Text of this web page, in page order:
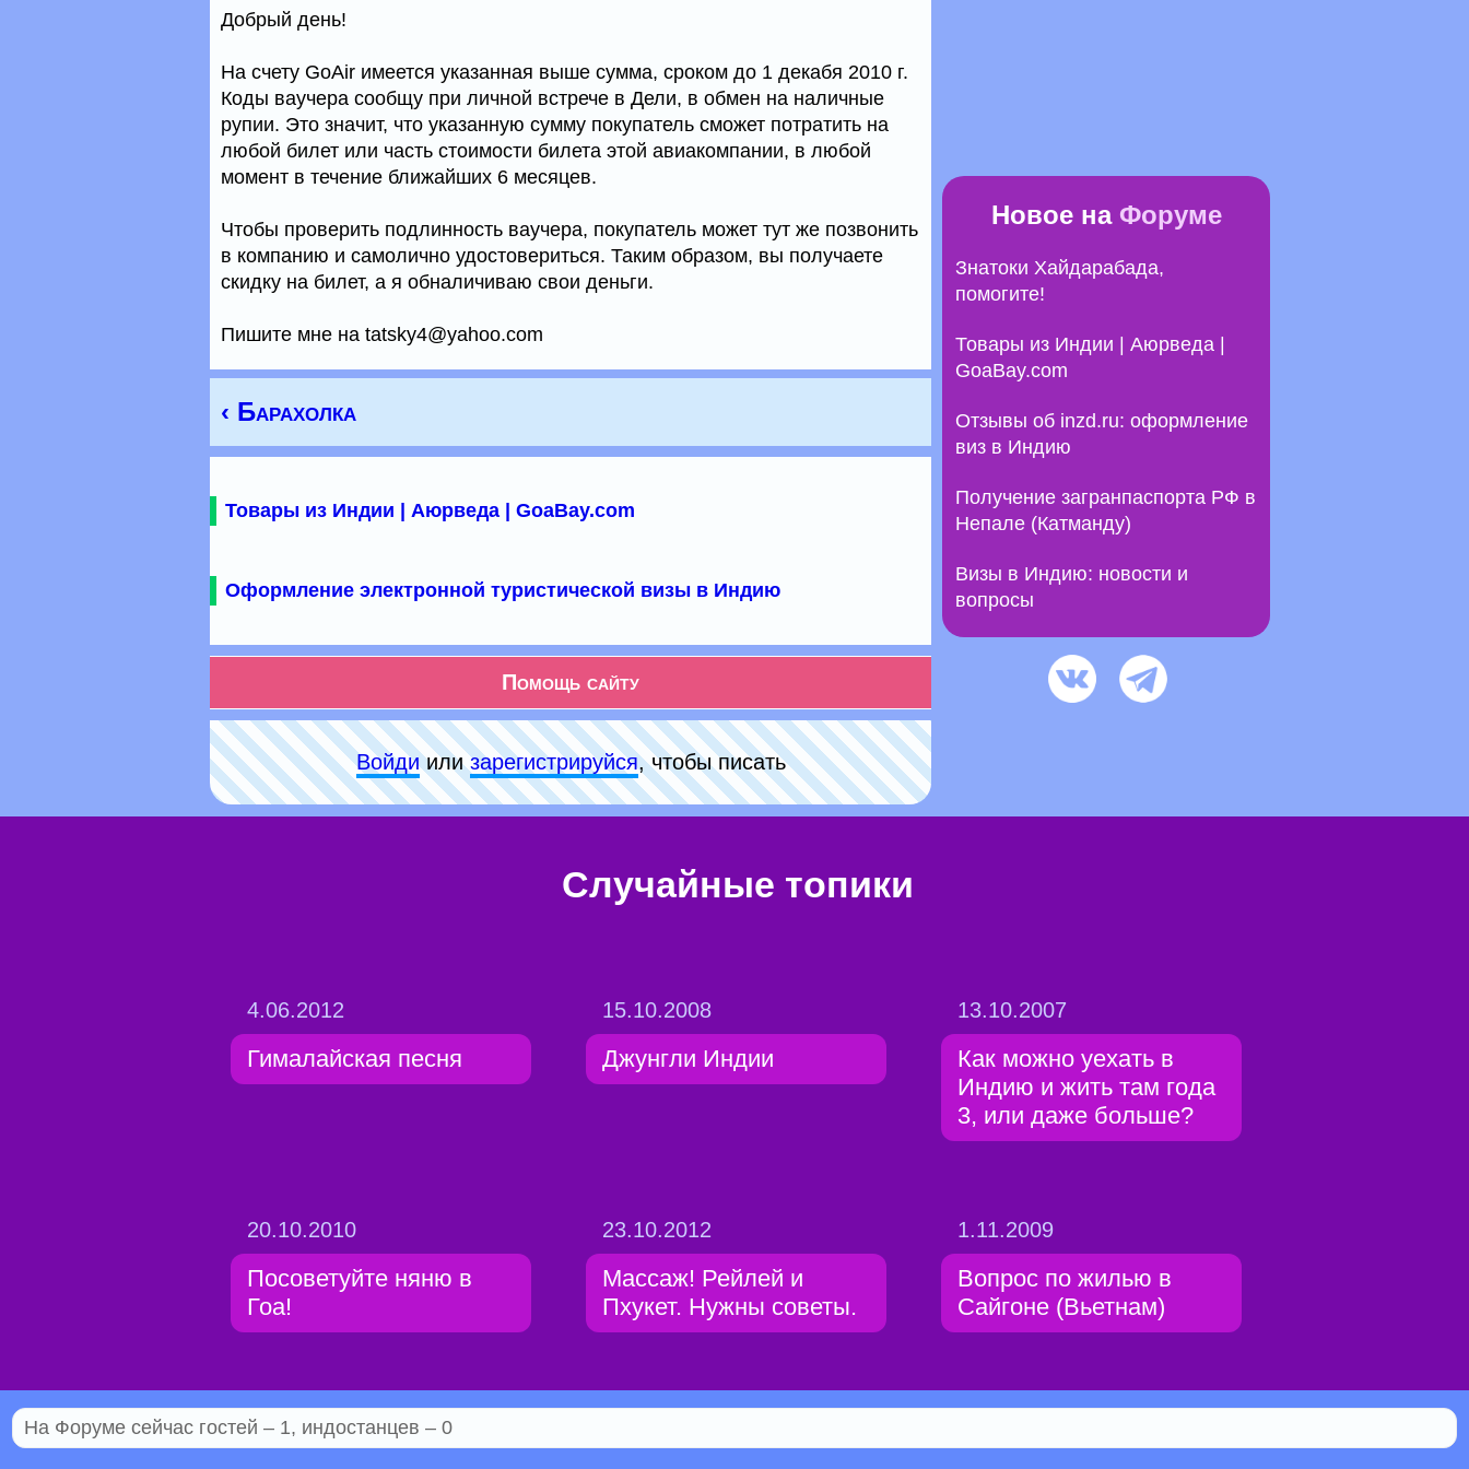
Добрый день!
На счету GoAir имеется указанная выше сумма, сроком до 1 декабя 2010 г.
Коды ваучера сообщу при личной встрече в Дели, в обмен на наличные
рупии. Это значит, что указанную сумму покупатель сможет потратить на
любой билет или часть стоимости билета этой авиакомпании, в любой
момент в течение ближайших 6 месяцев.
Чтобы проверить подлинность ваучера, покупатель может тут же позвонить
в компанию и самолично удостовериться. Таким образом, вы получаете
скидку на билет, а я обналичиваю свои деньги.
Пишите мне на tatsky4@yahoo.com
‹ Барахолка
Товары из Индии | Аюрведа | GoaBay.com
Оформление электронной туристической визы в Индию
Помощь сайту
Войдиилизарeгиcтpируйся, чтобы писать
Новое на Форуме
Знатоки Хайдарабада,
помогите!
Товары из Индии | Аюрведа |
GoaBay.com
Отзывы об inzd.ru: оформление
виз в Индию
Получение загранпаспорта РФ в
Непале (Катманду)
Визы в Индию: новости и
вопросы
Случайные топики
4.06.2012
Гималайская песня
15.10.2008
Джунгли Индии
13.10.2007
Как можно уехать в
Индию и жить там года
3, или даже больше?
20.10.2010
Посоветуйте няню в
Гоа!
23.10.2012
Массаж! Рейлей и
Пхукет. Нужны советы.
1.11.2009
Вопрос по жилью в
Сайгоне (Вьетнам)
На Форуме сейчас гостей – 1, индостанцев – 0